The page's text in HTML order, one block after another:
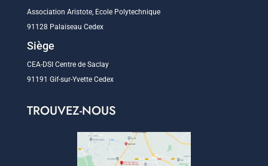
Association Aristote, Ecole Polytechnique
91128 Palaiseau Cedex
Siège
CEA-DSI Centre de Saclay
91191 Gif-sur-Yvette Cedex
TROUVEZ-NOUS